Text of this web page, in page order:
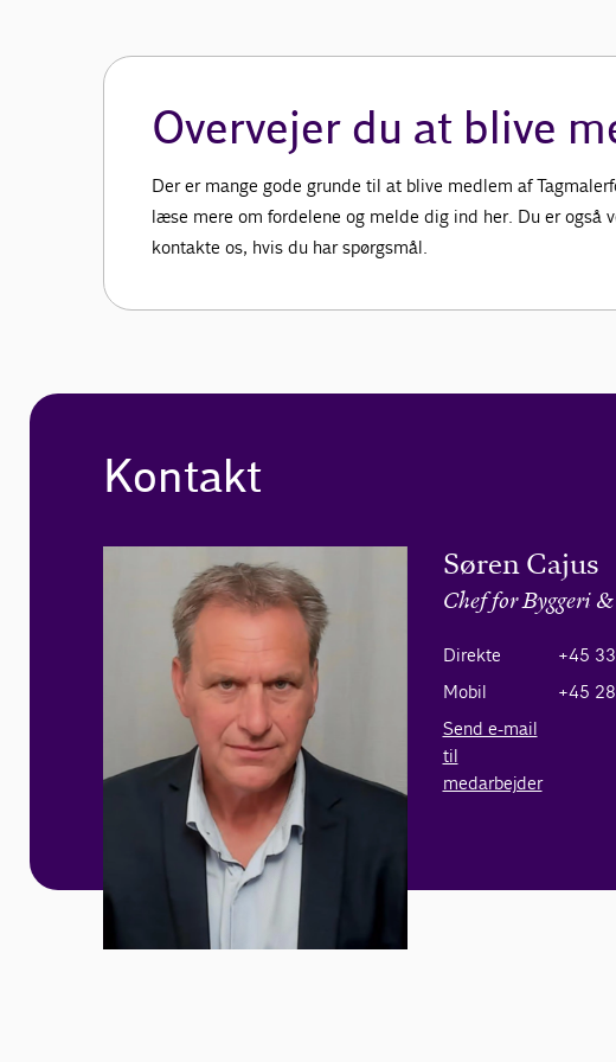
Overvejer du at blive
Der er mange gode grunde til at blive medlem af
læse mere om fordelene og melde dig ind her. Du er også
kontakte os, hvis du har spørgsmål.
Kontakt
Søren Cajus
Chef for Byggeri
Direkte
+45
Mobil
+45
Send e-mail
til
medarbejder